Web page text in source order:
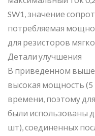
SW1, значение
потребляемая
для резисторов
Детали улучшения
В приведенном выше
высокая мощность
времени, поэтому
были использованы
шт), соединенных